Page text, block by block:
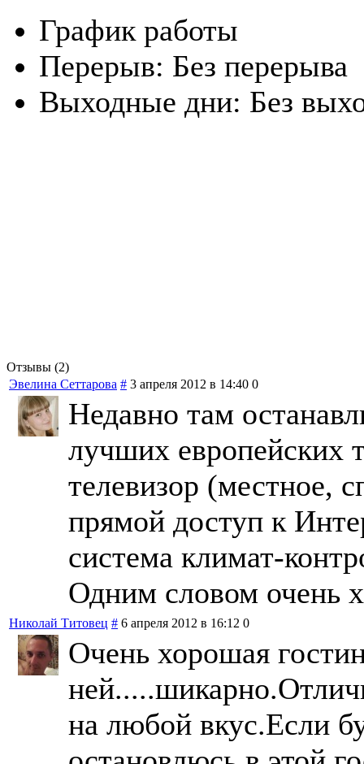
График работы
Перерыв: Без перерыва
Выходные дни: Без
Отзывы (2)
Эвелина Сеттарова # 3 апреля 2012 в 14:40 0
Недавно там
лучших европейских
телевизор (местное,
прямой доступ к
система климат-
Одним словом очень
Николай Титовец # 6 апреля 2012 в 16:12 0
Очень хорошая
на любой вкус.Если